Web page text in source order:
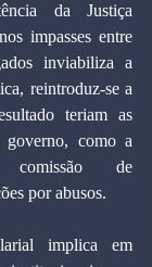
da Justiça
impasses entre
inviabiliza a
reintroduz-se a
teriam as
governo, como a
de
por abusos.
implica em